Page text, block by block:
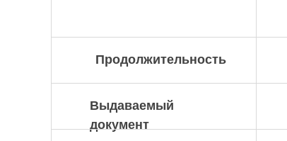
Продолжительность
Выдаваемый
документ